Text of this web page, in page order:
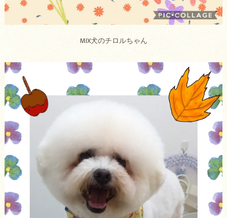
MIX犬のチロルちゃん